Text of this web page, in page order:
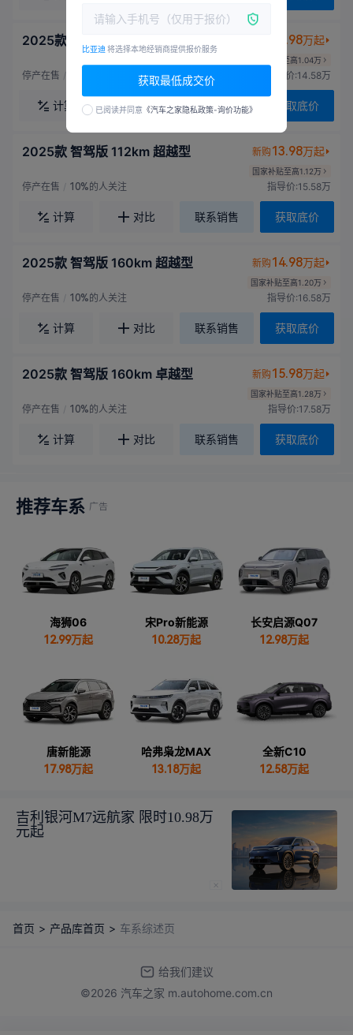
2025款 智驾版 112km 领先型 12.98万起
国家补贴至高1.04万
停产在售 / 指导价:14.58万
计算 对比 联系销售 获取底价
2025款 智驾版 112km 超越型 新购 13.98万起
国家补贴至高1.12万
停产在售 / 10%的人关注 指导价:15.58万
计算 对比 联系销售 获取底价
2025款 智驾版 160km 超越型 新购 14.98万起
国家补贴至高1.20万
停产在售 / 10%的人关注 指导价:16.58万
计算 对比 联系销售 获取底价
2025款 智驾版 160km 卓越型 新购 15.98万起
国家补贴至高1.28万
停产在售 / 10%的人关注 指导价:17.58万
计算 对比 联系销售 获取底价
推荐车系
海狮06
12.99万起
宋Pro新能源
10.28万起
长安启源Q07
12.98万起
唐新能源
17.98万起
哈弗枭龙MAX
13.18万起
全新C10
12.58万起
吉利银河M7远航家 限时10.98万
元起
首页 > 产品库首页 > 车系综述页
给我们建议
©2026 汽车之家 m.autohome.com.cn
比亚迪 将选择本地经销商提供报价服务
获取最低成交价
已阅读并同意 《汽车之家隐私政策-询价功能》